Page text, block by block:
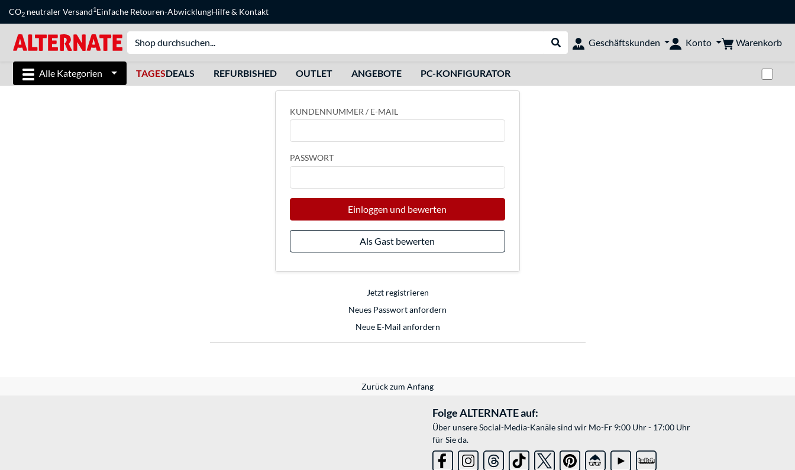
CO2 neutraler Versand1Einfache Retouren-AbwicklungHilfe& Kontakt
Suche durchführen
Geschäftskunden Konto Warenkorb
Alle Kategorien TAGESDEALS REFURBISHED OUTLET ANGEBOTE PC-KONFIGURATOR
KUNDENNUMMER / E-MAIL
PASSWORT
Einloggen und bewerten
Als Gast bewerten
Jetzt registrieren
Neues Passwort anfordern
Neue E-Mail anfordern
Zurück zum Anfang
Folge ALTERNATE auf:
Über unsere Social-Media-Kanäle sind wir Mo-Fr 9:00 Uhr - 17:00 Uhr
für Sie da.